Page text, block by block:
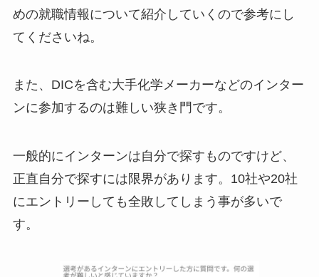
めの就職情報について紹介していくので参考にし
てくださいね。
また、DICを含む大手化学メーカーなどのインター
ンに参加するのは難しい狭き門です。
一般的にインターンは自分で探すものですけど、
正直自分で探すには限界があります。10社や20社
にエントリーしても全敗してしまう事が多いで
す。